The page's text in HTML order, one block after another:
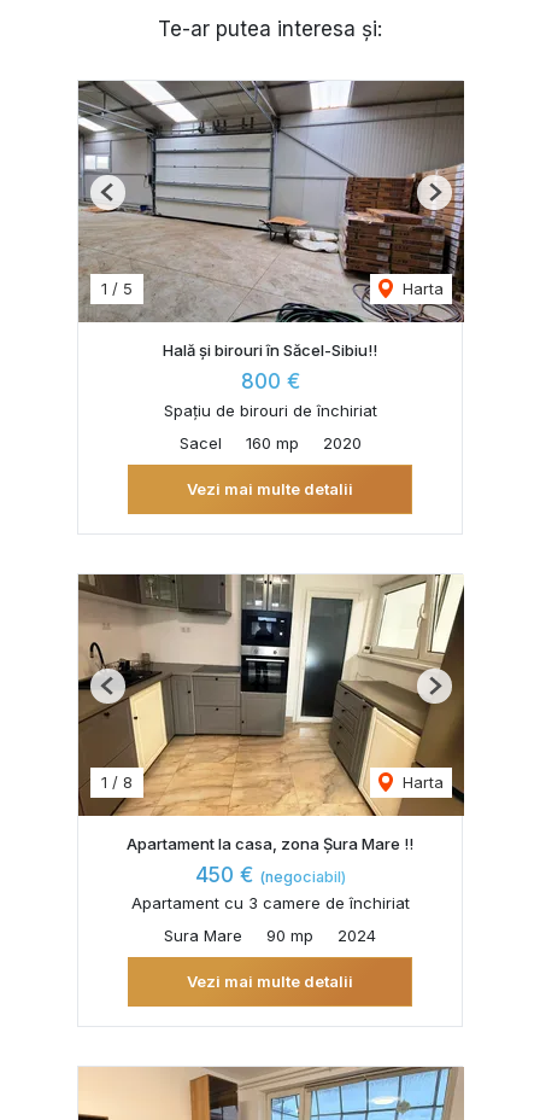
Te-ar putea interesa și:
1 / 5 Harta
Previous Next
Hală și birouri în Săcel-Sibiu!!
800 €
Spațiu de birouri de închiriat
Sacel
160 mp 2020
Vezi mai multe detalii
1 / 8 Harta
Previous Next
Apartament la casa, zona Șura Mare !!
450 € (negociabil)
Apartament cu 3 camere de închiriat
Sura Mare
90 mp 2024
Vezi mai multe detalii